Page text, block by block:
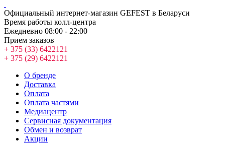
Официальный интернет-магазин GEFEST в Беларуси
Время работы колл-центра
Ежедневно 08:00 - 22:00
Прием заказов
+ 375 (33) 6422121
+ 375 (29) 6422121
О бренде
Доставка
Оплата
Оплата частями
Медиацентр
Сервисная документация
Обмен и возврат
Акции